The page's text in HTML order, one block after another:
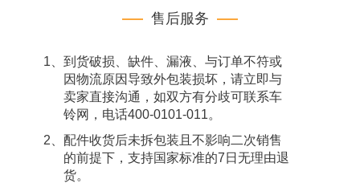
售后服务
1、到货破损、缺件、漏液、与订单不符或
因物流原因导致外包装损坏，请立即与
卖家直接沟通，如双方有分歧可联系车
铃网，电话400-0101-011。
2、配件收货后未拆包装且不影响二次销售
的前提下，支持国家标准的7日无理由退
货。